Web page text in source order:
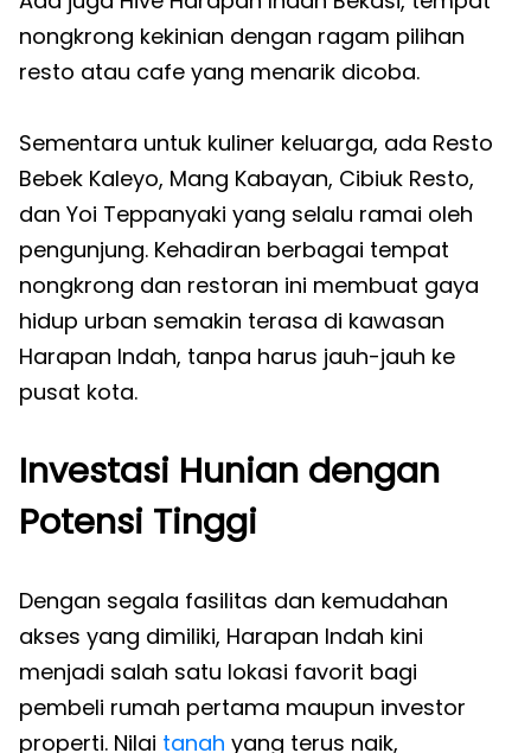
nongkrong kekinian dengan ragam pilihan
resto atau cafe yang menarik dicoba.
Sementara untuk kuliner keluarga, ada Resto
Bebek Kaleyo, Mang Kabayan, Cibiuk Resto,
dan Yoi Teppanyaki yang selalu ramai oleh
pengunjung. Kehadiran berbagai tempat
nongkrong dan restoran ini membuat gaya
hidup urban semakin terasa di kawasan
Harapan Indah, tanpa harus jauh-jauh ke
pusat kota.
Investasi Hunian dengan
Potensi Tinggi
Dengan segala fasilitas dan kemudahan
akses yang dimiliki, Harapan Indah kini
menjadi salah satu lokasi favorit bagi
pembeli rumah pertama maupun investor
properti. Nilai tanah yang terus naik,